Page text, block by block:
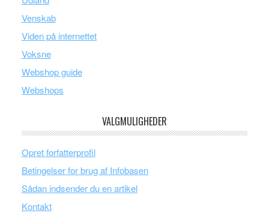
Venskab
Viden på internettet
Voksne
Webshop guide
Webshops
VALGMULIGHEDER
Opret forfatterprofil
Betingelser for brug af Infobasen
Sådan indsender du en artikel
Kontakt